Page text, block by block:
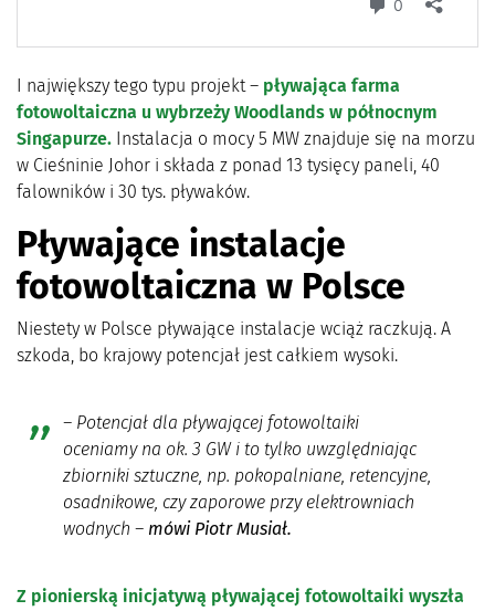
I największy tego typu projekt – pływająca farma
fotowoltaiczna u wybrzeży Woodlands w północnym
Singapurze. Instalacja o mocy 5 MW znajduje się na morzu
w Cieśninie Johor i składa z ponad 13 tysięcy paneli, 40
falowników i 30 tys. pływaków.
Pływające instalacje
fotowoltaiczna w Polsce
Niestety w Polsce pływające instalacje wciąż raczkują. A
szkoda, bo krajowy potencjał jest całkiem wysoki.
–Potencjał dla pływającej fotowoltaiki
oceniamy na ok. 3 GW i to tylko uwzględniając
zbiorniki sztuczne, np. pokopalniane, retencyjne,
osadnikowe, czy zaporowe przy elektrowniach
wodnych – mówi Piotr Musiał.
Z pionierską inicjatywą pływającej fotowoltaiki wyszła